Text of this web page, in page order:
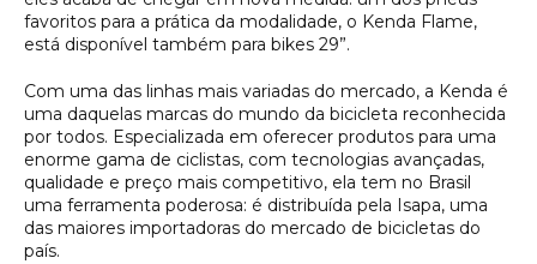
favoritos para a prática da modalidade, o Kenda Flame,
está disponível também para bikes 29”.
Com uma das linhas mais variadas do mercado, a Kenda é
uma daquelas marcas do mundo da bicicleta reconhecida
por todos. Especializada em oferecer produtos para uma
enorme gama de ciclistas, com tecnologias avançadas,
qualidade e preço mais competitivo, ela tem no Brasil
uma ferramenta poderosa: é distribuída pela Isapa, uma
das maiores importadoras do mercado de bicicletas do
país.